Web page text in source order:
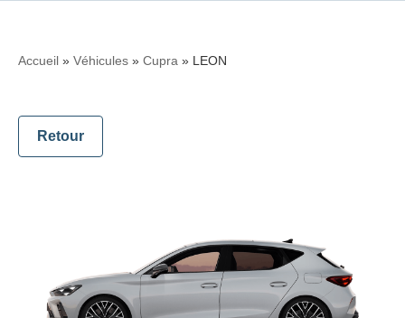
Accueil » Véhicules » Cupra » LEON
Retour